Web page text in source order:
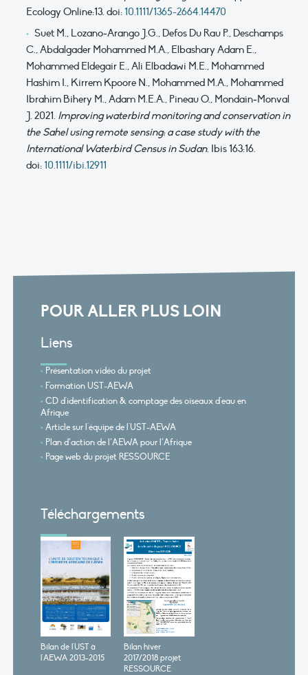
Ecology Online:13. doi: 10.1111/1365-2664.14470
Suet M., Lozano‐Arango J.G., Defos Du Rau P., Deschamps
C., Abdalgader Mohammed M.A., Elbashary Adam E.,
Mohammed Eldegair E., Ali Elbadawi M.E., Mohammed
Hashim I., Kirrem Kpoore N., Mohammed M.A., Mohammed
Ibrahim Bihery M., Adam M.E.A., Pineau O., Mondain‐Monval
J. 2021. Improving waterbird monitoring and conservation in
the Sahel using remote sensing: a case study with the
International Waterbird Census in Sudan. Ibis 163:16.
doi: 10.1111/ibi.12911
POUR ALLER PLUS LOIN
Liens
Présentation vidéo du projet
Formation UST-AEWA
CD d'identification & comptage des oiseaux d'eau en
Afrique
Article sur l'équipe de l'UST-AEWA
Plan d’action de l’AEWA pour l’Afrique
Page web du projet RESSOURCE
Téléchargements
Bilan de l'UST à
l'AEWA 2013-2015
Bilan hiver
2017/2018 projet
RESSOURCE